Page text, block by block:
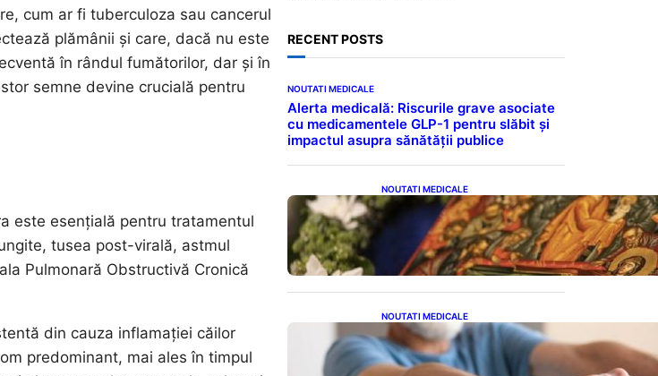
cum ar fi tuberculoza sau cancerul
plămânii și care, dacă nu este
în rândul fumătorilor, dar și în
semne devine crucială pentru
este esențială pentru tratamentul
tusea post-virală, astmul
Pulmonară Obstructivă Cronică
din cauza inflamației căilor
predominant, mai ales în timpul
RECENT POSTS
NOUTATI MEDICALE
Alerta medicală: Riscurile grave asociate
cu medicamentele GLP-1 pentru slăbit și
impactul asupra sănătății publice
NOUTATI MEDICALE
Postul Adormirii Maicii
Domnului: Tradiții,
Superstiții și Implicații
Spiritualitate în 2026
NOUTATI MEDICALE
Îmbunătățirea sănătății
cardiovasculare: Patru
exerciții simple pentru